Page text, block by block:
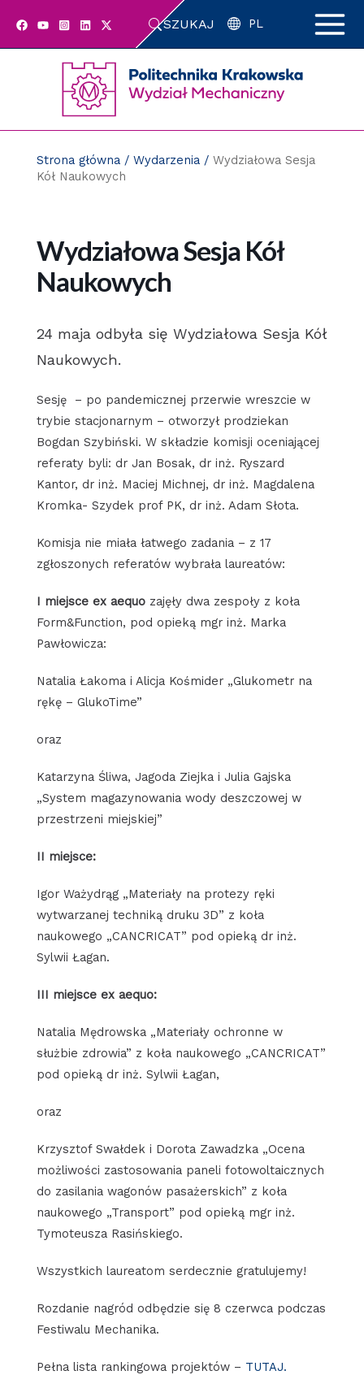
SZUKAJ PL
Strona główna/ Wydarzenia/ Wydziałowa Sesja
Kół Naukowych
Wydziałowa Sesja Kół
Naukowych
24 maja odbyła się Wydziałowa Sesja Kół
Naukowych.
Sesję – po pandemicznej przerwie wreszcie w
trybie stacjonarnym – otworzył prodziekan
Bogdan Szybiński. W składzie komisji oceniającej
referaty byli: dr Jan Bosak, dr inż. Ryszard
Kantor, dr inż. Maciej Michnej, dr inż. Magdalena
Kromka- Szydek prof PK, dr inż. Adam Słota.
Komisja nie miała łatwego zadania – z 17
zgłoszonych referatów wybrała laureatów:
I miejsce ex aequozajęły dwa zespoły z koła
Form&Function, pod opieką mgr inż. Marka
Pawłowicza:
Natalia Łakoma i Alicja Kośmider „Glukometr na
rękę – GlukoTime”
oraz
Katarzyna Śliwa, Jagoda Ziejka i Julia Gajska
„System magazynowania wody deszczowej w
przestrzeni miejskiej”
II miejsce:
Igor Ważydrąg „Materiały na protezy ręki
wytwarzanej techniką druku 3D” z koła
naukowego „CANCRICAT” pod opieką dr inż.
Sylwii Łagan.
III miejsce ex aequo:
Natalia Mędrowska „Materiały ochronne w
służbie zdrowia” z koła naukowego „CANCRICAT”
pod opieką dr inż. Sylwii Łagan,
oraz
Krzysztof Swałdek i Dorota Zawadzka „Ocena
możliwości zastosowania paneli fotowoltaicznych
do zasilania wagonów pasażerskich” z koła
naukowego „Transport” pod opieką mgr inż.
Tymoteusza Rasińskiego.
Wszystkich laureatom serdecznie gratulujemy!
Rozdanie nagród odbędzie się 8 czerwca podczas
Festiwalu Mechanika.
Pełna lista rankingowa projektów – TUTAJ.